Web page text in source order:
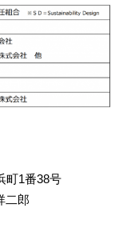
町1番38号
二郎